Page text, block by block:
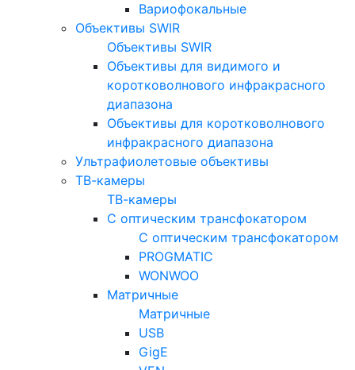
Вариофокальные
Объективы SWIR
Объективы SWIR
Объективы для видимого и
коротковолнового инфракрасного
диапазона
Объективы для коротковолнового
инфракрасного диапазона
Ультрафиолетовые объективы
ТВ-камеры
ТВ-камеры
С оптическим трансфокатором
С оптическим трансфокатором
PROGMATIC
WONWOO
Матричные
Матричные
USB
GigE